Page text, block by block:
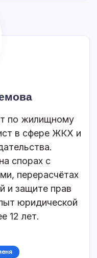
по жилищному
в сфере ЖКХ и
спорах с
перерасчётах
и защите прав
юридической
12 лет.